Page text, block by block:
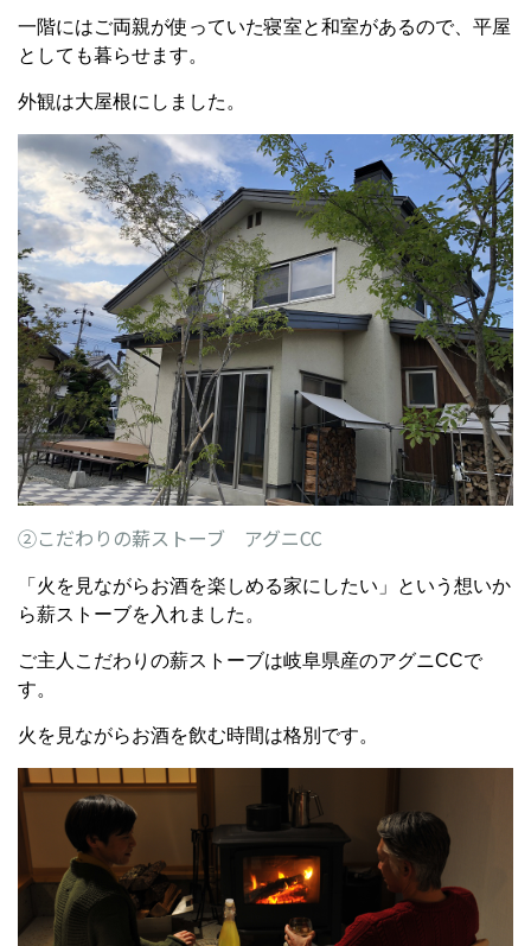
一階にはご両親が使っていた寝室と和室があるので、平屋
としても暮らせます。
外観は大屋根にしました。
➁こだわりの薪ストーブ アグニCC
「火を見ながらお酒を楽しめる家にしたい」という想いか
ら薪ストーブを入れました。
ご主人こだわりの薪ストーブは岐阜県産のアグニCCで
す。
火を見ながらお酒を飲む時間は格別です。